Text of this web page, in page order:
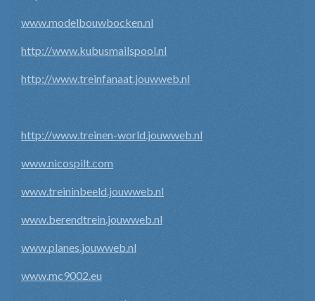
www.modelbouwbocken.nl
http://www.kubusmailspool.nl
http://www.treinfanaat.jouwweb.nl
http://www.treinen-world.jouwweb.nl
www.nicospilt.com
www.treininbeeld.jouwweb.nl
www.berendtrein.jouwweb.nl
www.planes.jouwweb.nl
www.mc9002.eu